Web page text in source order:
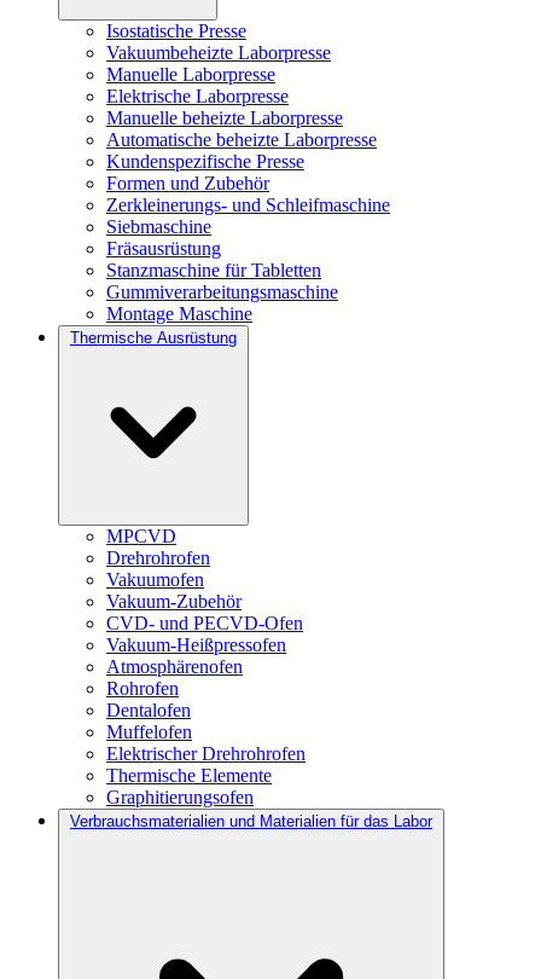
Isostatische Presse
Vakuumbeheizte Laborpresse
Manuelle Laborpresse
Elektrische Laborpresse
Manuelle beheizte Laborpresse
Automatische beheizte Laborpresse
Kundenspezifische Presse
Formen und Zubehör
Zerkleinerungs- und Schleifmaschine
Siebmaschine
Fräsausrüstung
Stanzmaschine für Tabletten
Gummiverarbeitungsmaschine
Montage Maschine
Thermische Ausrüstung
MPCVD
Drehrohrofen
Vakuumofen
Vakuum-Zubehör
CVD- und PECVD-Ofen
Vakuum-Heißpressofen
Atmosphärenofen
Rohrofen
Dentalofen
Muffelofen
Elektrischer Drehrohrofen
Thermische Elemente
Graphitierungsofen
Verbrauchsmaterialien und Materialien für das Labor